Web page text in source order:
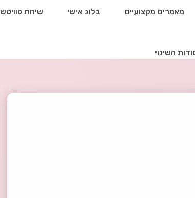
מאמרים מקצועיים בלוג אישי שיחת סוויטש
השינוי